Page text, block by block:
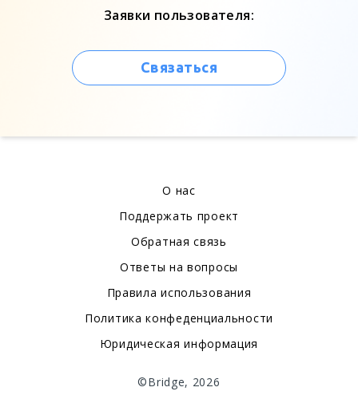
Заявки пользователя:
Связаться
О нас
Поддержать проект
Обратная связь
Ответы на вопросы
Правила использования
Политика конфеденциальности
Юридическая информация
©Bridge, 2026